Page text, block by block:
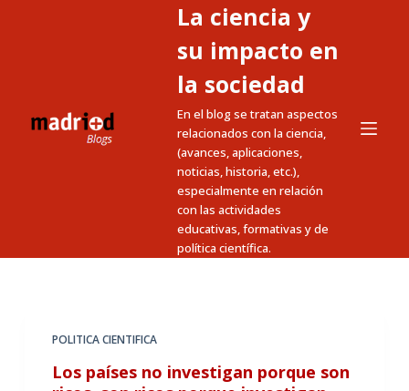
n
La ciencia y
su impacto en
la sociedad
En el blog se tratan aspectos
relacionados con la ciencia,
(avances, aplicaciones,
noticias, historia, etc.),
especialmente en relación
con las actividades
educativas, formativas y de
política científica.
POLITICA CIENTIFICA
Los países no investigan porque son